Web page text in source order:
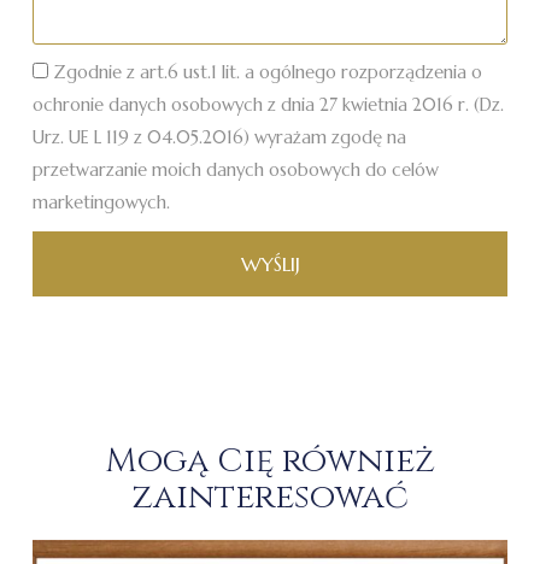
Zgodnie z art.6 ust.1 lit. a ogólnego rozporządzenia o
ochronie danych osobowych z dnia 27 kwietnia 2016 r. (Dz.
Urz. UE L 119 z 04.05.2016) wyrażam zgodę na
przetwarzanie moich danych osobowych do celów
marketingowych.
WYŚLIJ
Mogą Cię również
zainteresować